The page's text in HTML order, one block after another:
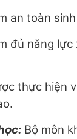
an toàn
đủ năng lực
thực hiện
Bộ môn